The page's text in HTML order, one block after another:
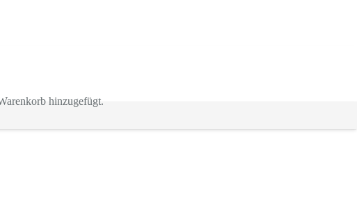
hinzugefügt.